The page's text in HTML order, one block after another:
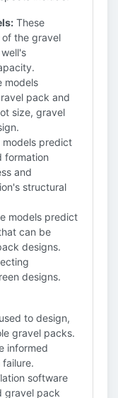
These
the gravel
models
pack and
size, gravel
models predict
formation
and
structural
models predict
can be
designs.
designs.
to design,
gravel packs.
informed
software
gravel pack